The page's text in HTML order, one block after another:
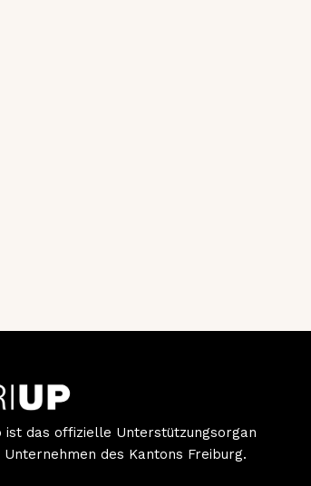
ist das offizielle Unterstützungsorgan
Unternehmen des Kantons Freiburg.